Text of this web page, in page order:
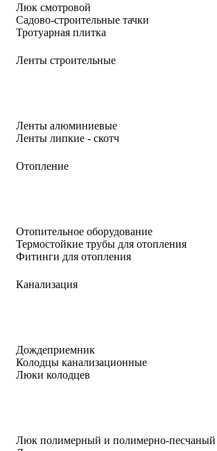
Люк смотровой
Садово-строительные тачки
Тротуарная плитка
Ленты строительные
Ленты алюминиевые
Ленты липкие - скотч
Отопление
Отопительное оборудование
Термостойкие трубы для отопления
Фитинги для отопления
Канализация
Дождеприемник
Колодцы канализационные
Люки колодцев
Люк полимерный и полимерно-песчаный